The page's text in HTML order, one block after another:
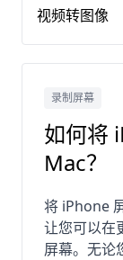
视频转图像
录制屏幕
如何将
Mac？
将 iPhone
让您可以在
屏幕。无论